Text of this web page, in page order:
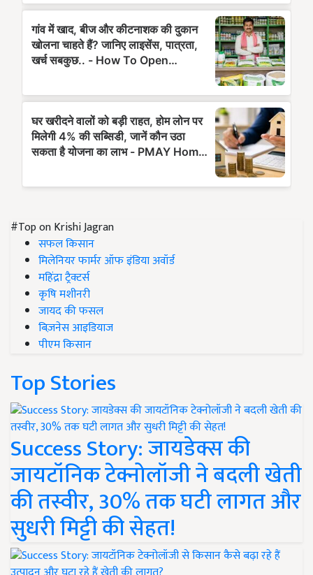
#Top on Krishi Jagran
सफल किसान
मिलेनियर फार्मर ऑफ इंडिया अवॉर्ड
महिंद्रा ट्रैक्टर्स
कृषि मशीनरी
जायद की फसल
बिज़नेस आइडियाज
पीएम किसान
Top Stories
Success Story: जायडेक्स की
जायटॉनिक टेक्नोलॉजी ने बदली खेती
की तस्वीर, 30% तक घटी लागत और
सुधरी मिट्टी की सेहत!